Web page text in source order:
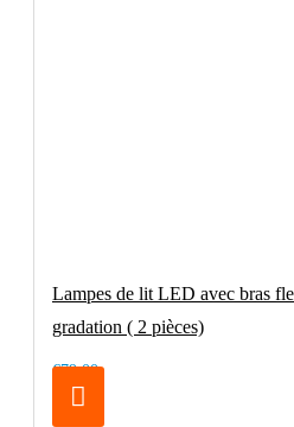
Lampes de lit LED avec bras
gradation ( 2 pièces)
€79.00